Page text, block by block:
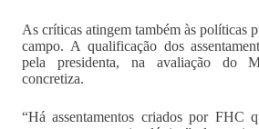
As críticas atingem também às políticas
campo. A qualificação dos
pela presidenta, na avaliação do
concretiza.
“Há assentamentos criados por FHC